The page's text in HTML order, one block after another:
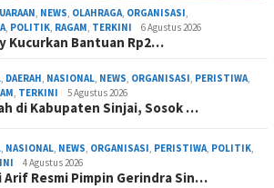
, NEWS, OLAHRAGA, ORGANISASI,
, POLITIK, RAGAM, TERKINI 6 Agustus 2026
Kucurkan Bantuan Rp2…
, DAERAH, NASIONAL, NEWS, ORGANISASI, PERISTIWA,
, TERKINI 5 Agustus 2026
di Kabupaten Sinjai, Sosok …
, NASIONAL, NEWS, ORGANISASI, PERISTIWA, POLITIK,
4 Agustus 2026
Resmi Pimpin Gerindra Sin…